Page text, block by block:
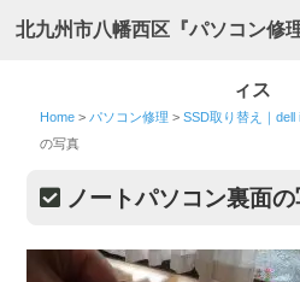
北九州市八幡西区『パソコン修
ィス
Home > パソコン修理 >SSD取り替え｜dell
の写真
ノートパソコン裏面